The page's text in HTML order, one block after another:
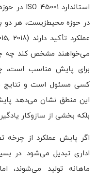
در حوزه محیط‌زیست، هر دو
می‌خواهند مشخص کند چه
برای پایش مناسب است،
کسی مسئول است و نتایج
این منطق نشان می‌دهد
بلکه بخشی از سازوکار
اگر پایش عملکرد از
ماهانه تولید می‌شوند،